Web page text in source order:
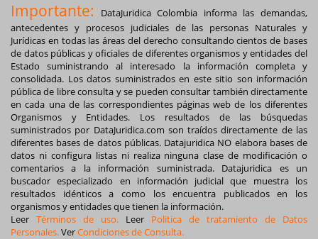
Importante:
DataJuridica Colombia informa las demandas,
antecedentes y procesos judiciales de las personas Naturales y
Jurídicas en todas las áreas del derecho consultando cientos de bases
de datos públicas y oficiales de diferentes organismos y entidades del
Estado suministrando al interesado la información completa y
consolidada. Los datos suministrados en este sitio son información
pública de libre consulta y se pueden consultar también directamente
en cada una de las correspondientes páginas web de los diferentes
Organismos y Entidades. Los resultados de las búsquedas
suministrados por DataJuridica.com son traídos directamente de las
diferentes bases de datos públicas. Datajuridica NO elabora bases de
datos ni configura listas ni realiza ninguna clase de modificación o
comentarios a la información suministrada. Datajuridica es un
buscador especializado en información judicial que muestra los
resultados idénticos a como los encuentra publicados en los
organismos y entidades que tienen la información.
Leer Términos de uso. Leer Politica de tratamiento de Datos
Personales.VerCondiciones de Consulta.